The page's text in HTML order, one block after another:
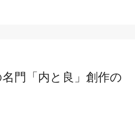
門「内と良」創作の